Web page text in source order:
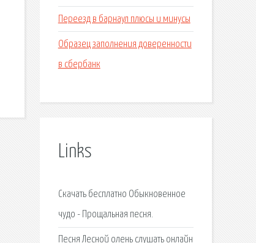
Переезд в барнаул плюсы и минусы
Образец заполнения доверенности
в сбербанк
Links
Скачать бесплатно Обыкновенное
чудо - Прощальная песня.
Песня Лесной олень слушать онлайн